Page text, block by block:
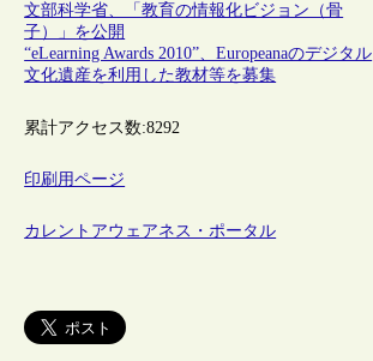
文部科学省、「教育の情報化ビジョン（骨
子）」を公開
“eLearning Awards 2010”、Europeanaのデジタル
文化遺産を利用した教材等を募集
累計アクセス数:8292
印刷用ページ
カレントアウェアネス・ポータル